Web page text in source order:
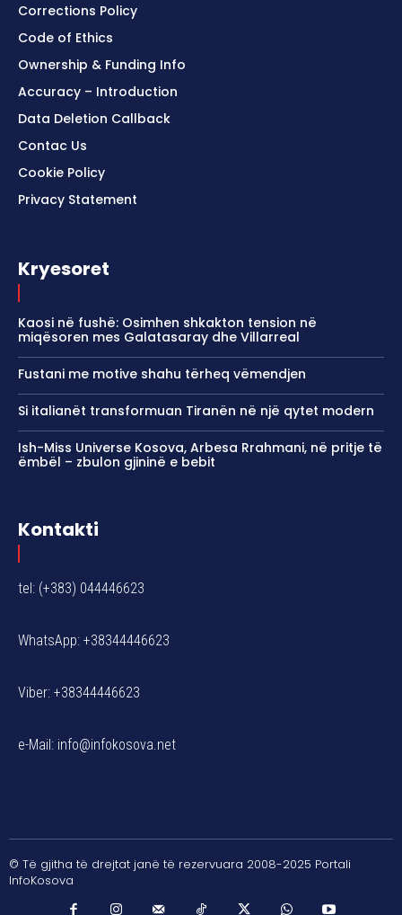
Corrections Policy
Code of Ethics
Ownership & Funding Info
Accuracy – Introduction
Data Deletion Callback
Contac Us
Cookie Policy
Privacy Statement
Kryesoret
Kaosi në fushë: Osimhen shkakton tension në
miqësoren mes Galatasaray dhe Villarreal
Fustani me motive shahu tërheq vëmendjen
Si italianët transformuan Tiranën në një qytet modern
Ish-Miss Universe Kosova, Arbesa Rrahmani, në pritje të
ëmbël – zbulon gjininë e bebit
Kontakti
tel: (+383) 044446623
WhatsApp: +38344446623
Viber: +38344446623
e-Mail: info@infokosova.net
© Të gjitha të drejtat janë të rezervuara 2008-2025 Portali
InfoKosova